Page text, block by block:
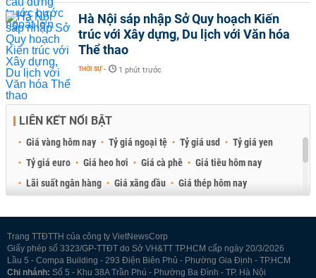
Hà Nội sáp nhập Sở Quy hoạch Kiến
trúc với Xây dựng, Du lịch với Văn hóa
Thể thao
THỜI SỰ - 1 phút trước
LIÊN KẾT NỔI BẬT
Giá vàng hôm nay Tỷ giá ngoại tệ Tỷ giá usd
Tỷ giá yen
Tỷ giá euro
Giá heo hơi Giá cà phê
Giá tiêu hôm nay
Lãi suất ngân hàng
Giá xăng dầu
Giá thép hôm nay
Trang TTĐTTH của công ty VietNewsCorp
Giấy phép số 3323/GP-TTĐT do Sở VH&TT TP.HCM cấp ngày 20/3/2026
Lầu 5 - Compa Building - 293 Điện Biên Phủ - Phường Gia Định - TP.HCM
Chi nhánh: Số 5 - Khu 38A Trần Phú - Phường Ba Đình - TP. Hà Nội